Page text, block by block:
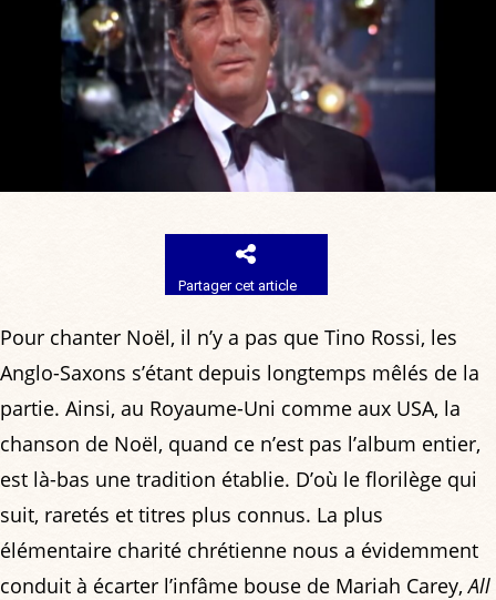
Partager cet article
Pour chanter Noël, il n’y a pas que Tino Rossi, les
Anglo-Saxons s’étant depuis longtemps mêlés de la
partie. Ainsi, au Royaume-Uni comme aux USA, la
chanson de Noël, quand ce n’est pas l’album entier,
est là-bas une tradition établie. D’où le florilège qui
suit, raretés et titres plus connus. La plus
élémentaire charité chrétienne nous a évidemment
conduit à écarter l’infâme bouse de Mariah Carey,All